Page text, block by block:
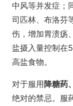
中风等并发症；
司匹林、布洛芬
伤，增加胃溃疡
盐摄入量控制在
高盐食物。
对于服用降糖药
绝对的禁忌。服